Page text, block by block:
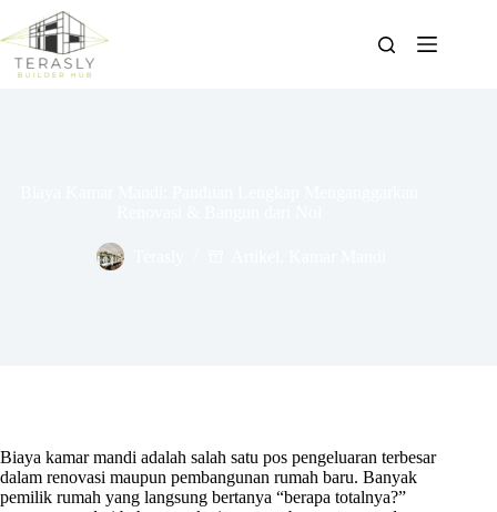
content
Biaya kamar mandi adalah salah satu pos pengeluaran terbesar
dalam renovasi maupun pembangunan rumah baru. Banyak
pemilik rumah yang langsung bertanya “berapa totalnya?”